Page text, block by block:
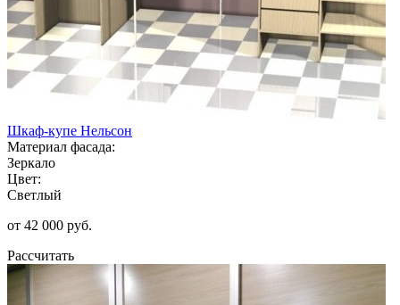
Шкаф-купе Нельсон
Материал фасада:
Зеркало
Цвет:
Светлый
от 42 000 руб.
Рассчитать